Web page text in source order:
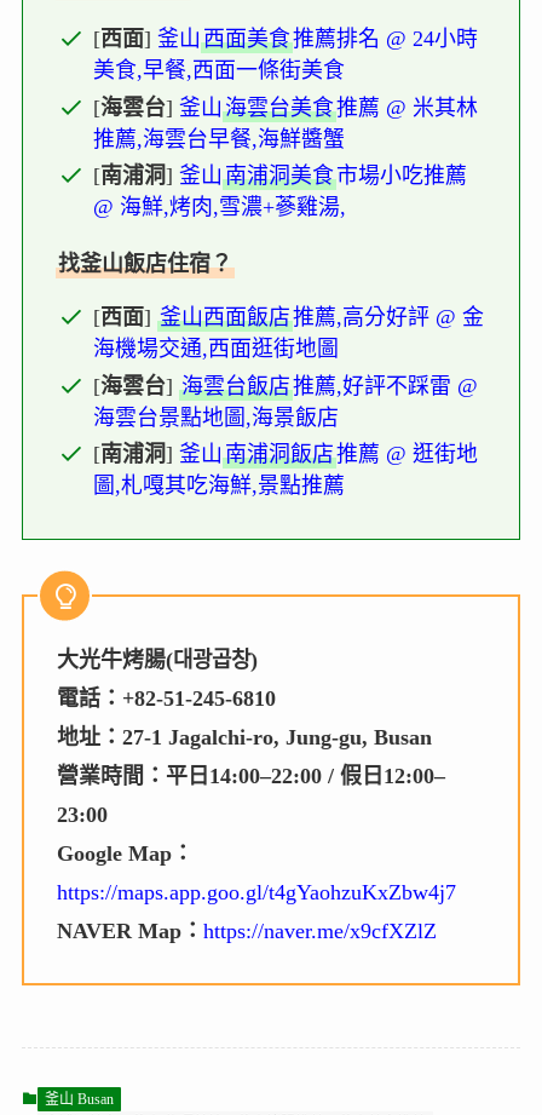
[西面]釜山西面美食推薦排名 @ 24小時
美食,早餐,西面一條街美食
[海雲台]釜山海雲台美食推薦 @ 米其林
推薦,海雲台早餐,海鮮醬蟹
[南浦洞]釜山南浦洞美食市場小吃推薦
@ 海鮮,烤肉,雪濃+蔘雞湯,
找釜山飯店住宿？
[西面]釜山西面飯店推薦,高分好評 @ 金
海機場交通,西面逛街地圖
[海雲台]海雲台飯店推薦,好評不踩雷 @
海雲台景點地圖,海景飯店
[南浦洞]釜山南浦洞飯店推薦 @ 逛街地
圖,札嘎其吃海鮮,景點推薦
大光牛烤腸(대광곱창)
電話：+82-51-245-6810
地址：27-1 Jagalchi-ro, Jung-gu, Busan
營業時間：平日14:00–22:00 / 假日12:00–
23:00
Google Map：
https://maps.app.goo.gl/t4gYaohzuKxZbw4j7
NAVER Map： https://naver.me/x9cfXZlZ
釜山 Busan